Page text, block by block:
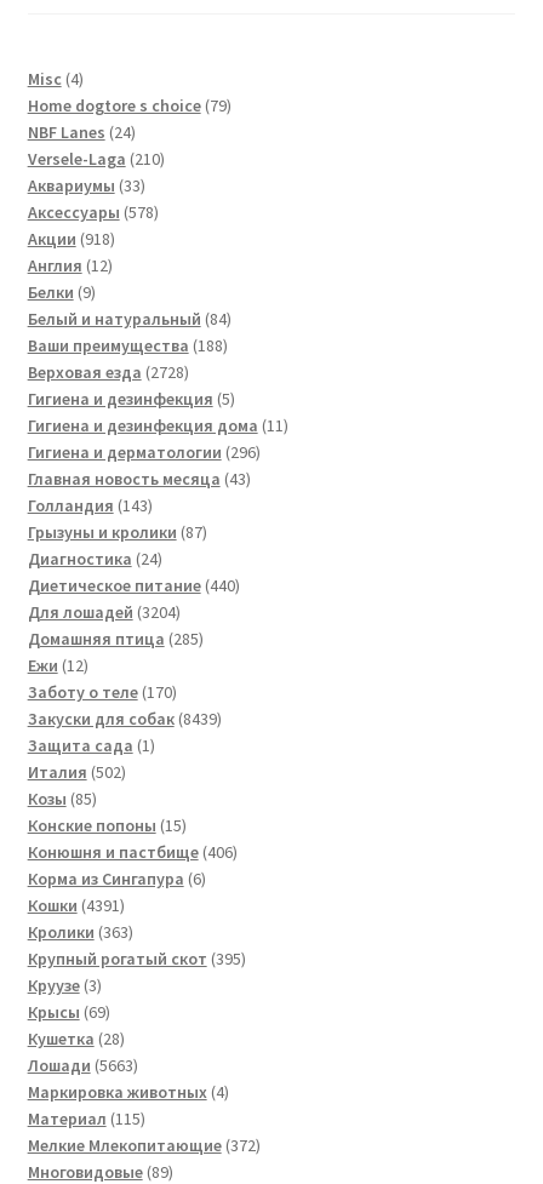
Misc 44
товара
Home dogtore s choice 7979
NBF Lanes 2424
товара
Versele-Laga 210210
Аквариумы 3333
товара
Аксессуары 578578
Акции 918918
товаров
Англия 1212
Белки 99
товаров
Белый и натуральный 8484
товара
Ваши преимущества 188188
Верховая езда 27282728
товаров
Гигиена и дезинфекция 55
товаров
Гигиена и дезинфекция дома 1111
Гигиена и дерматологии 296296
Главная новость месяца 4343
Голландия 143143
товара
Грызуны и кролики 8787
Диагностика 2424
товара
Диетическое питание 440440
Для лошадей 32043204
товара
Домашняя птица 285285
Ежи 1212
товаров
Заботу о теле 170170
товаров
Закуски для собак 84398439
Защита сада 11
Италия 502502
Козы 8585
товаров
Конские попоны 1515
товаров
Конюшня и пастбище 406406
Корма из Сингапура 66
Кошки 43914391
товар
Кролики 363363
товара
Крупный рогатый скот 395395
Круузе 33
товара
Крысы 6969
товаров
Кушетка 2828
товаров
Лошади 56635663
товара
Маркировка животных 44
Материал 115115
товаров
Мелкие Млекопитающие 372372
Многовидовые 8989